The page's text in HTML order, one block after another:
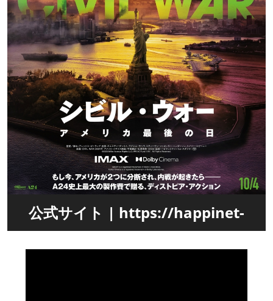
公式サイト | https://happinet-
phantom.com/a24/civilwar/